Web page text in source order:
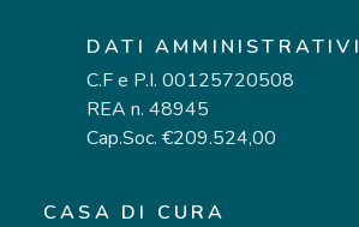
DATI AMMINISTRATIVI
C.F e P.I. 00125720508
REA n. 48945
Cap.Soc. €209.524,00
CASA DI CURA